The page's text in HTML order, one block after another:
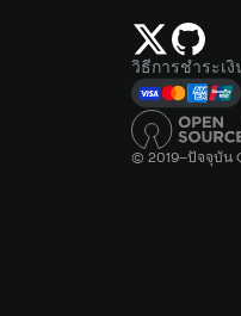
วิธีการชำระเงิ
© 2019–ปัจจุบัน